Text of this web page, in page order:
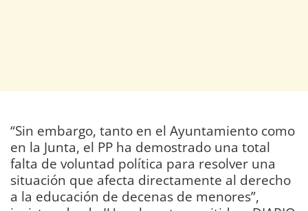
“Sin embargo, tanto en el Ayuntamiento como
en la Junta, el PP ha demostrado una total
falta de voluntad política para resolver una
situación que afecta directamente al derecho
a la educación de decenas de menores”,